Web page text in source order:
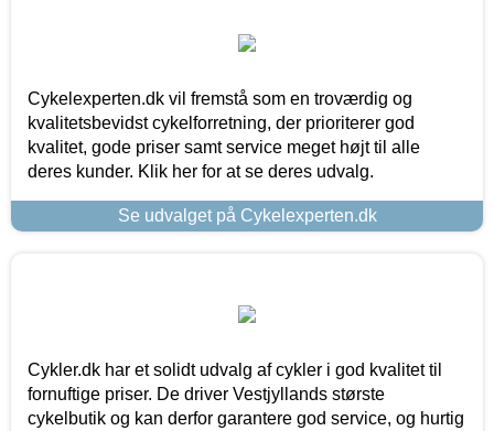
Cykelexperten.dk vil fremstå som en troværdig og
kvalitetsbevidst cykelforretning, der prioriterer god
kvalitet, gode priser samt service meget højt til alle
deres kunder. Klik her for at se deres udvalg.
Se udvalget på Cykelexperten.dk
Cykler.dk har et solidt udvalg af cykler i god kvalitet til
fornuftige priser. De driver Vestjyllands største
cykelbutik og kan derfor garantere god service, og hurtig